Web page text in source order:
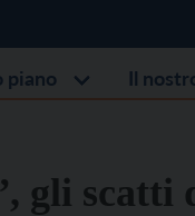
piano Il
gli scatti